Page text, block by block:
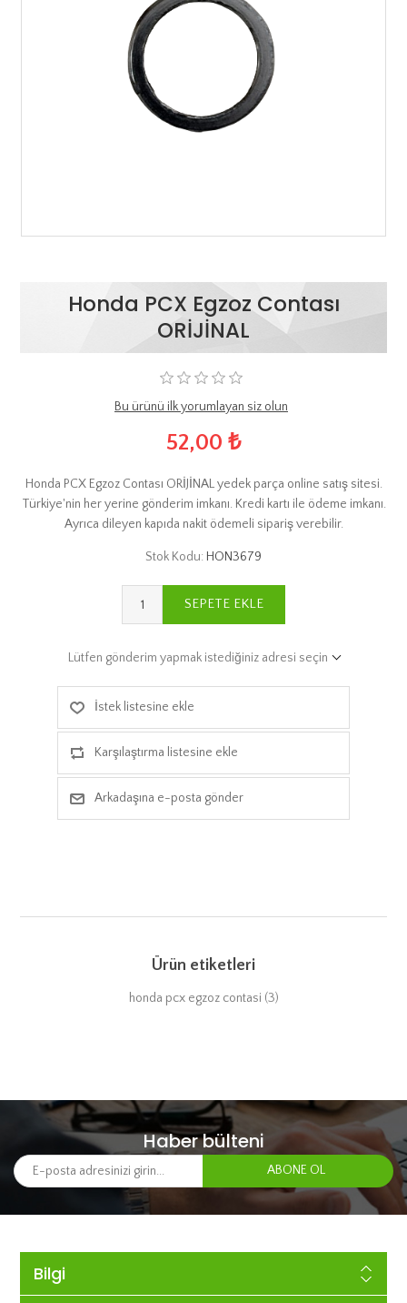
Honda PCX Egzoz Contası
ORİJİNAL
Bu ürünü ilk yorumlayan siz olun
52,00 ₺
Honda PCX Egzoz Contası ORİJİNAL yedek parça online satış sitesi.
Türkiye'nin her yerine gönderim imkanı. Kredi kartı ile ödeme imkanı.
Ayrıca dileyen kapıda nakit ödemeli sipariş verebilir.
Stok Kodu: HON3679
SEPETE EKLE
Lütfen gönderim yapmak istediğiniz adresi seçin
İstek listesine ekle
Karşılaştırma listesine ekle
Arkadaşına e-posta gönder
Ürün etiketleri
honda pcx egzoz contasi (3)
Haber bülteni
Bilgi